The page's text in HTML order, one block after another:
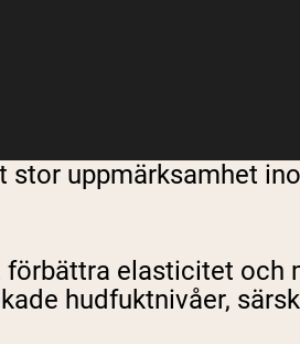
uppmärksamhet
elasticitet och
hudfuktnivåer,